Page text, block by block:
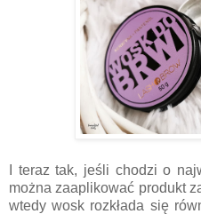
I teraz tak, jeśli chodzi o
można zaaplikować produkt
wtedy wosk rozkłada się